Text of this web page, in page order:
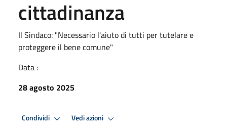
cittadinanza
Il Sindaco: "Necessario l'aiuto di tutti per tutelare e
proteggere il bene comune"
Data :
28 agosto 2025
Condividi Vedi azioni